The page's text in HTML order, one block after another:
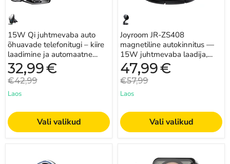
15W Qi juhtmevaba auto
õhuavade telefonitugi – kiire
laadimine ja automaatne
haare
Praegune
hind
32,99€
Algne
€42,99
Laos
Vali valikud
pööramine
Joyroom JR-ZS408
magnetiline autokinnitus —
15W juhtmevaba laadija,
N55 magnetid, 360°
pööramine
Praegune
hind
47,99€
Algne
€57,99
Laos
Vali valikud